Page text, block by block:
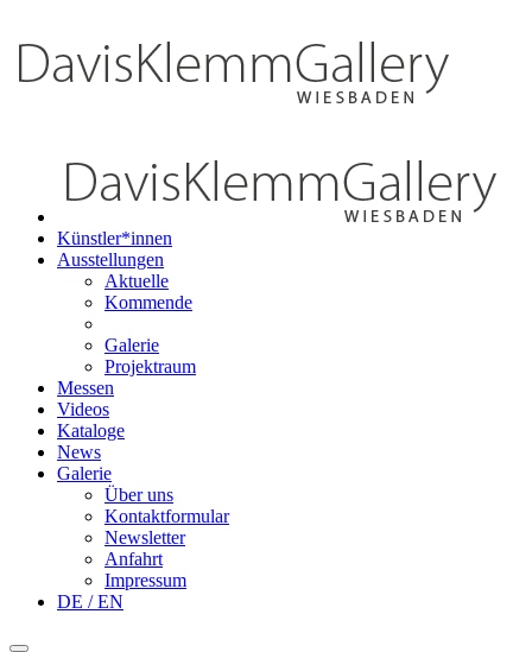
Künstler*innen
Ausstellungen
Aktuelle
Kommende
Galerie
Projektraum
Messen
Videos
Kataloge
News
Galerie
Über uns
Kontaktformular
Newsletter
Anfahrt
Impressum
DE / EN